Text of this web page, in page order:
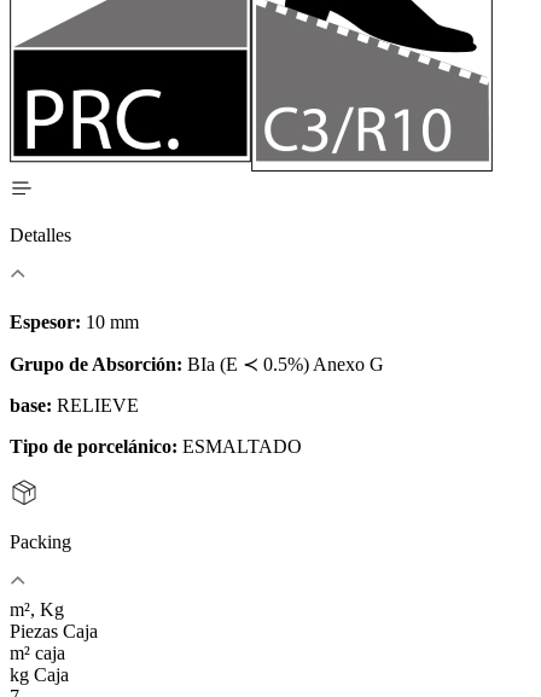
Detalles
Espesor: 10 mm
Grupo de Absorción: BIa (E ≺ 0.5%) Anexo G
base: RELIEVE
Tipo de porcelánico: ESMALTADO
Packing
m², Kg
Piezas Caja
m² caja
kg Caja